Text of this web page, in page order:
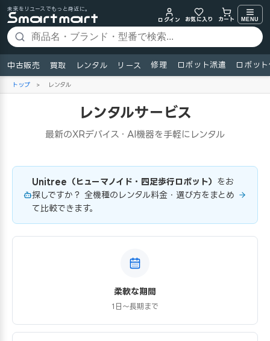
未来をリユースでもっと身近に。
ログイン
お気に入り カート MENU
中古販売 買取 レンタル リース 修理 ロボット派遣 ロボッ
トップ > レンタル
レンタルサービス
最新のXRデバイス・AI機器を手軽にレンタル
Unitree（ヒューマノイド・四足歩行ロボット） をお
探しですか？ 全機種のレンタル料金・選び方をまとめ
て比較できます。
柔軟な期間
1日〜長期まで